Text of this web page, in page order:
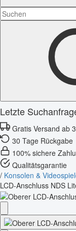
Letzte
Gratis Versand ab
30 Tage Rückgabe
100% sichere
Qualitätsgarantie
/ Konsolen &
LCD-Anschluss NDS